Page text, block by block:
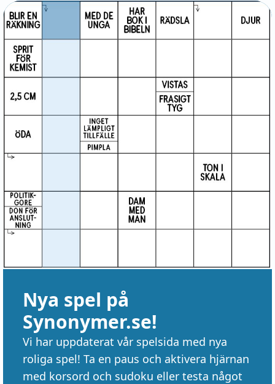
Nya spel på
Synonymer.se!
Vi har uppdaterat vår spelsida med nya
roliga spel! Ta en paus och aktivera hjärnan
med korsord och sudoku eller testa något